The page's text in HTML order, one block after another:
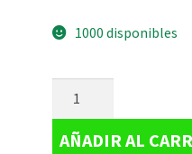
1000 disponibles
AÑADIR AL